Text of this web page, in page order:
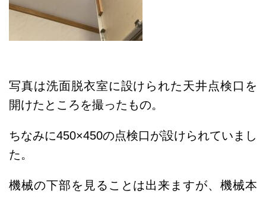
写真は洗面脱衣室に設けられた天井点検口を
開けたところを撮ったもの。
ちなみに450×450の点検口が設けられていまし
た。
機械の下部を見ることは出来ますが、機械本